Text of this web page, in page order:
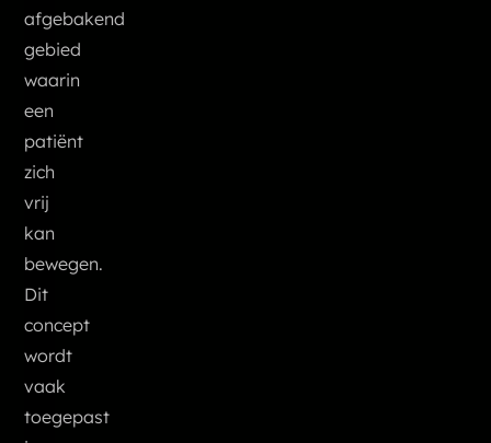
afgebakend
gebied
waarin
een
patiënt
zich
vrij
kan
bewegen.
Dit
concept
wordt
vaak
toegepast